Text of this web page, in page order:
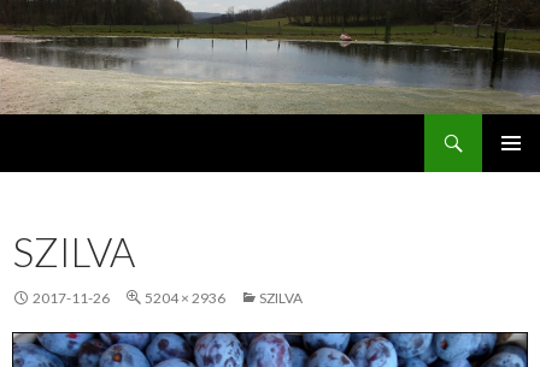
SZILVA
2017-11-26 5204 × 2936 SZILVA